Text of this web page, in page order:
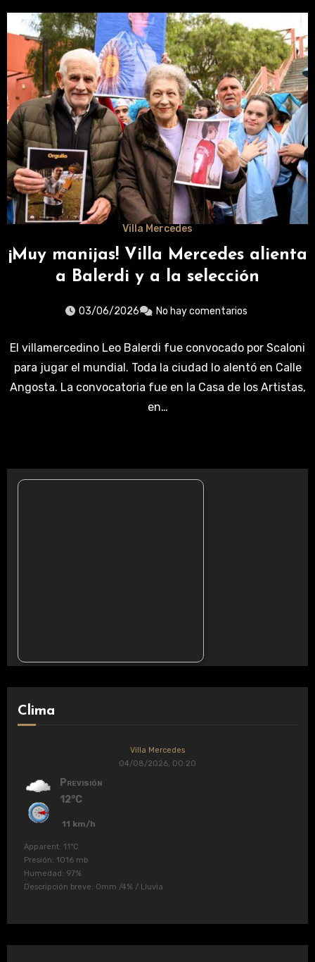
Villa Mercedes
¡Muy manijas! Villa Mercedes alienta
a Balerdi y a la selección
03/06/2026 No hay comentarios
El villamercedino Leo Balerdi fue convocado por Scaloni
para jugar el mundial. Toda la ciudad lo alentó en Calle
Angosta. La convocatoria fue en la Casa de los Artistas,
en…
Clima
Villa Mercedes
04/08/2026, 00:20
Previsión
12°C
11 km/h
Apparent: 11°C
Presión: 1016 mb
Humedad: 97%
Descripción breve: 0mm /4% / Lluvia